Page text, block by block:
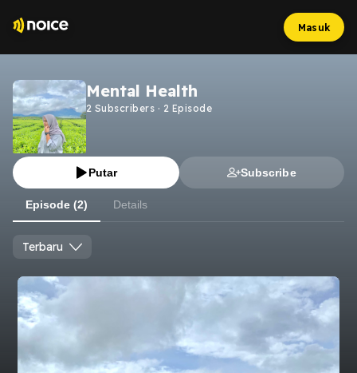
Masuk
Mental Health
2 Subscribers · 2 Episode
Putar Subscribe
Episode (2) Details
Terbaru